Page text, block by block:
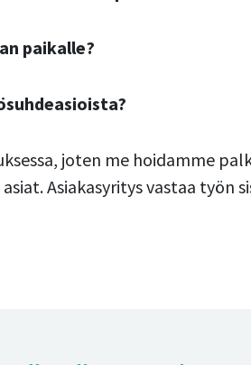
paikalle?
joten me hoidamme
Asiakasyritys vastaa työn